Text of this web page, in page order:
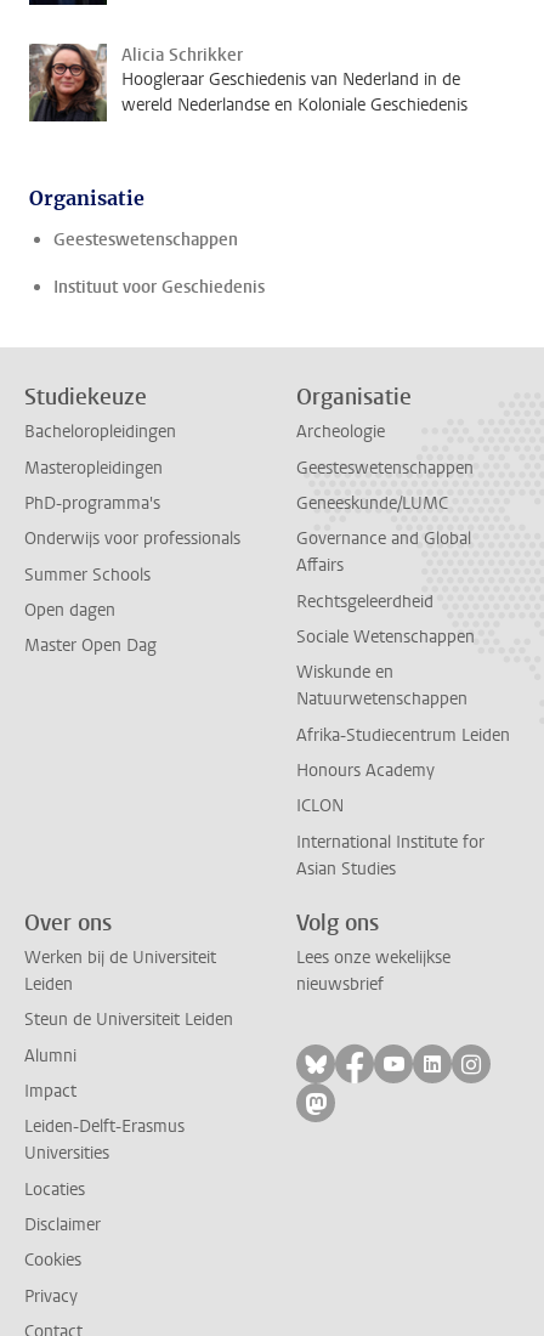
Alicia Schrikker
Hoogleraar Geschiedenis van Nederland in de
wereld Nederlandse en Koloniale Geschiedenis
Organisatie
Geesteswetenschappen
Instituut voor Geschiedenis
Studiekeuze
Bacheloropleidingen
Masteropleidingen
PhD-programma's
Onderwijs voor professionals
Summer Schools
Open dagen
Master Open Dag
Organisatie
Archeologie
Geesteswetenschappen
Geneeskunde/LUMC
Governance and Global
Affairs
Rechtsgeleerdheid
Sociale Wetenschappen
Wiskunde en
Natuurwetenschappen
Afrika-Studiecentrum Leiden
Honours Academy
ICLON
International Institute for
Asian Studies
Over ons
Werken bij de Universiteit
Leiden
Steun de Universiteit Leiden
Alumni
Impact
Leiden-Delft-Erasmus
Universities
Locaties
Disclaimer
Cookies
Privacy
Volg ons
Lees onze wekelijkse
nieuwsbrief
Volg ons op bluesky
Volg ons op
Volg ons op
Volg ons
Volg
Volg ons op mastodon